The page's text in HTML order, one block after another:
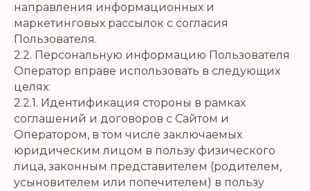
направления информационных и
маркетинговых рассылок с согласия
Пользователя.
2.2. Персональную информацию Пользователя
Оператор вправе использовать в следующих
целях:
2.2.1. Идентификация стороны в рамках
соглашений и договоров с Сайтом и
Оператором, в том числе заключаемых
юридическим лицом в пользу физического
лица, законным представителем (родителем,
усыновителем или попечителем) в пользу